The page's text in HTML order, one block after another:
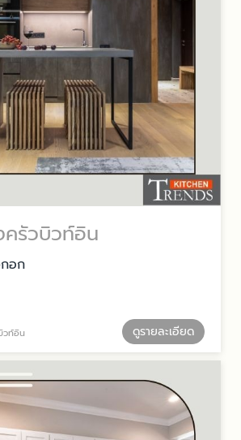
รัวบิวท์อิน
อก
วท์อิน ดูรายละเอียด